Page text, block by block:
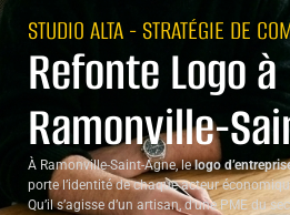
STUDIO ALTA - STRATÉGIE DE
Refonte Logo à
Ramonville-
À Ramonville-Saint-Agne, lelogo
porte l’identité de chaque acteur
Qu’il s’agisse d’un artisan, d’une PME du